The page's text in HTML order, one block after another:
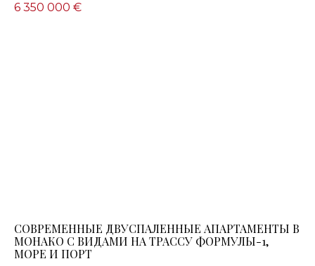
6 350 000 €
СОВРЕМЕННЫЕ ДВУСПАЛЕННЫЕ АПАРТАМЕНТЫ В
МОНАКО С ВИДАМИ НА ТРАССУ ФОРМУЛЫ-1,
МОРЕ И ПОРТ